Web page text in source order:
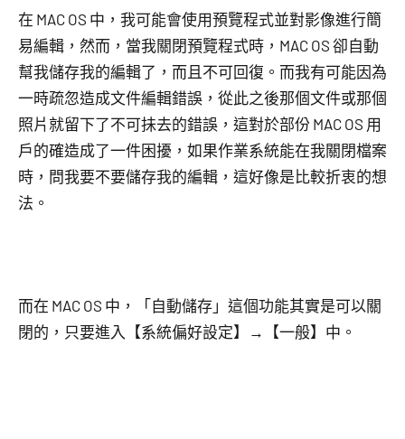
芋
在 MAC OS 中，我可能會使用預覽程式並對影像進行簡
易編輯，然而，當我關閉預覽程式時，MAC OS 卻自動
幫我儲存我的編輯了，而且不可回復。而我有可能因為
一時疏忽造成文件編輯錯誤，從此之後那個文件或那個
照片就留下了不可抺去的錯誤，這對於部份 MAC OS 用
戶的確造成了一件困擾，如果作業系統能在我關閉檔案
時，問我要不要儲存我的編輯，這好像是比較折衷的想
法。
而在 MAC OS 中，「自動儲存」這個功能其實是可以關
閉的，只要進入【系統偏好設定】→【一般】中。